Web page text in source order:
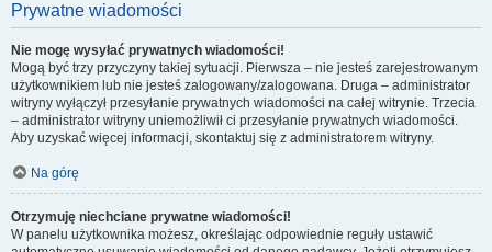
Prywatne wiadomości
Nie mogę wysyłać prywatnych wiadomości!
Mogą być trzy przyczyny takiej sytuacji. Pierwsza – nie jesteś zarejestrowanym
użytkownikiem lub nie jesteś zalogowany/zalogowana. Druga – administrator
witryny wyłączył przesyłanie prywatnych wiadomości na całej witrynie. Trzecia
– administrator witryny uniemożliwił ci przesyłanie prywatnych wiadomości.
Aby uzyskać więcej informacji, skontaktuj się z administratorem witryny.
Na górę
Otrzymuję niechciane prywatne wiadomości!
W panelu użytkownika możesz, określając odpowiednie reguły ustawić